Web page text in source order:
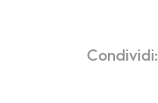
Condividi: